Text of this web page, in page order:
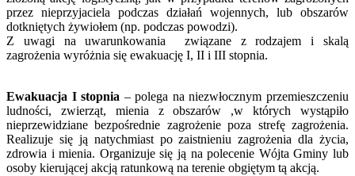
przez nieprzyjaciela podczas działań wojennych, lub obszarów
dotkniętych żywiołem (np. podczas powodzi).
Z uwagi na uwarunkowania związane z rodzajem i skalą
zagrożenia wyróżnia się ewakuację I, II i III stopnia.
Ewakuacja I stopnia – polega na niezwłocznym przemieszczeniu
ludności, zwierząt, mienia z obszarów ,w których wystąpiło
nieprzewidziane bezpośrednie zagrożenie poza strefę zagrożenia.
Realizuje się ją natychmiast po zaistnieniu zagrożenia dla życia,
zdrowia i mienia. Organizuje się ją na polecenie Wójta Gminy lub
osoby kierującej akcją ratunkową na terenie obgiętym tą akcją.